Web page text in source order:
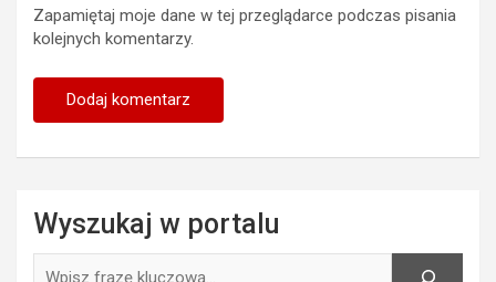
Zapamiętaj moje dane w tej przeglądarce podczas pisania
kolejnych komentarzy.
Wyszukaj w portalu